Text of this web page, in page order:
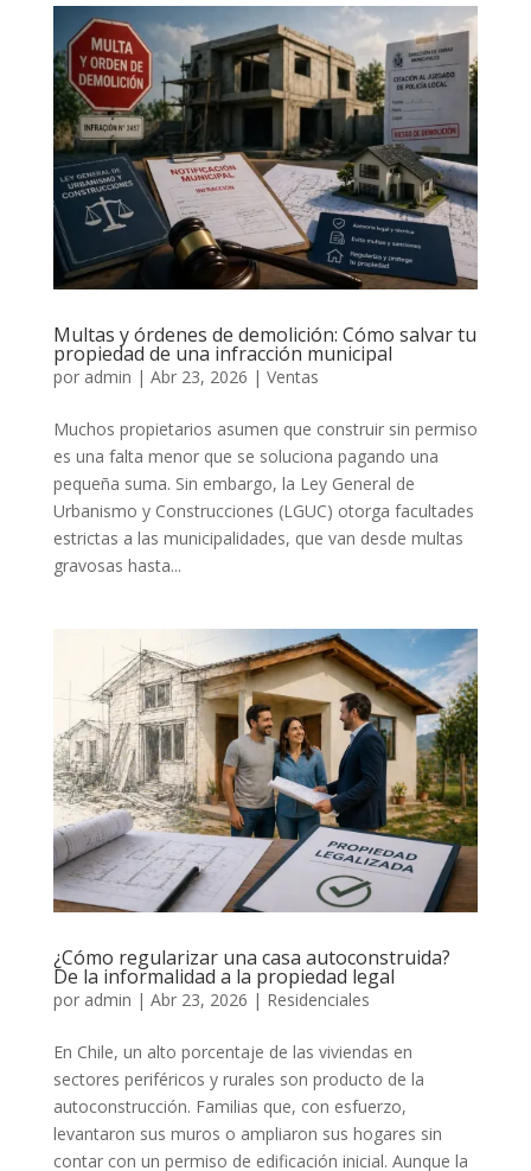
Multas y órdenes de demolición: Cómo salvar tu
propiedad de una infracción municipal
por admin | Abr 23, 2026 | Ventas
Muchos propietarios asumen que construir sin permiso
es una falta menor que se soluciona pagando una
pequeña suma. Sin embargo, la Ley General de
Urbanismo y Construcciones (LGUC) otorga facultades
estrictas a las municipalidades, que van desde multas
gravosas hasta...
¿Cómo regularizar una casa autoconstruida?
De la informalidad a la propiedad legal
por admin | Abr 23, 2026 | Residenciales
En Chile, un alto porcentaje de las viviendas en
sectores periféricos y rurales son producto de la
autoconstrucción. Familias que, con esfuerzo,
levantaron sus muros o ampliaron sus hogares sin
contar con un permiso de edificación inicial. Aunque la